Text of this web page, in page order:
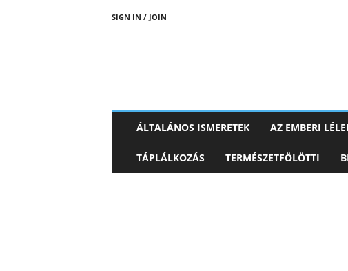
SIGN IN / JOIN
ÁLTALÁNOS ISMERETEK AZ EMBERI
TÁPLÁLKOZÁS TERMÉSZETFÖLÖTTI